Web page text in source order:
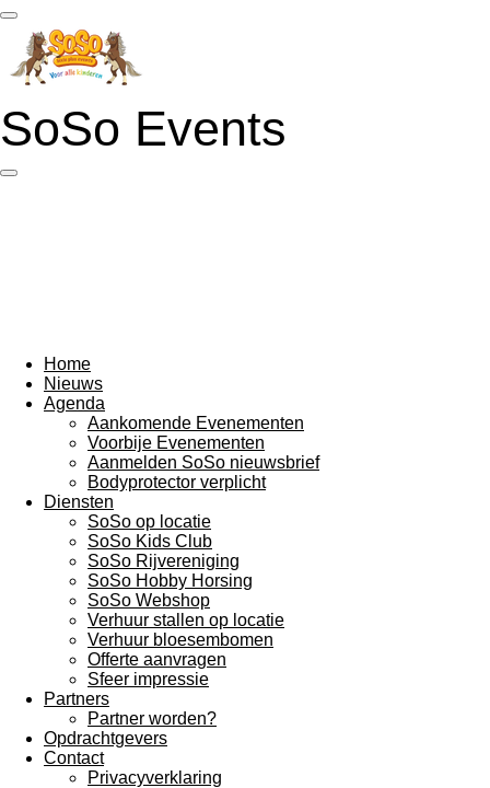
Ga
direct
naar
de
SoSo Events
Home
Nieuws
Agenda
Aankomende Evenementen
Voorbije Evenementen
Aanmelden SoSo nieuwsbrief
Bodyprotector verplicht
Diensten
SoSo op locatie
SoSo Kids Club
SoSo Rijvereniging
SoSo Hobby Horsing
SoSo Webshop
Verhuur stallen op locatie
Verhuur bloesembomen
Offerte aanvragen
Sfeer impressie
Partners
Partner worden?
Opdrachtgevers
Contact
Privacyverklaring